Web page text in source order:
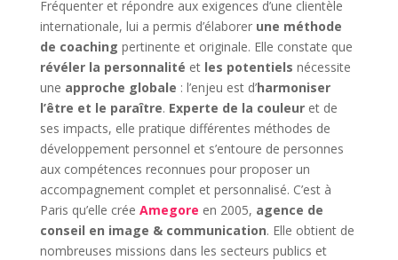
Fréquenter et répondre aux exigences d’une clientèle
internationale, lui a permis d’élaborer une méthode
de coaching pertinente et originale. Elle constate que
révéler la personnalité et les potentiels nécessite
une approche globale : l’enjeu est d’harmoniser
l’être et le paraître. Experte de la couleuret de
ses impacts, elle pratique différentes méthodes de
développement personnel et s’entoure de personnes
aux compétences reconnues pour proposer un
accompagnement complet et personnalisé. C’est à
Paris qu’elle crée Amegore en 2005, agence de
conseil en image & communication. Elle obtient de
nombreuses missions dans les secteurs publics et